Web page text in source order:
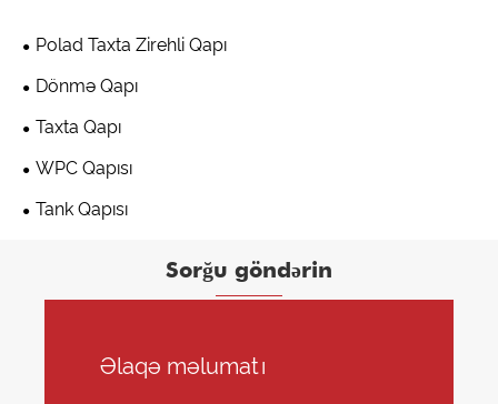
Polad Taxta Zirehli Qapı
Dönmə Qapı
Taxta Qapı
WPC Qapısı
Tank Qapısı
Sorğu göndərin
Əlaqə məlumatı